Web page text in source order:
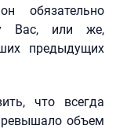
обязательно
у Вас, или же,
предыдущих
что всегда
объем